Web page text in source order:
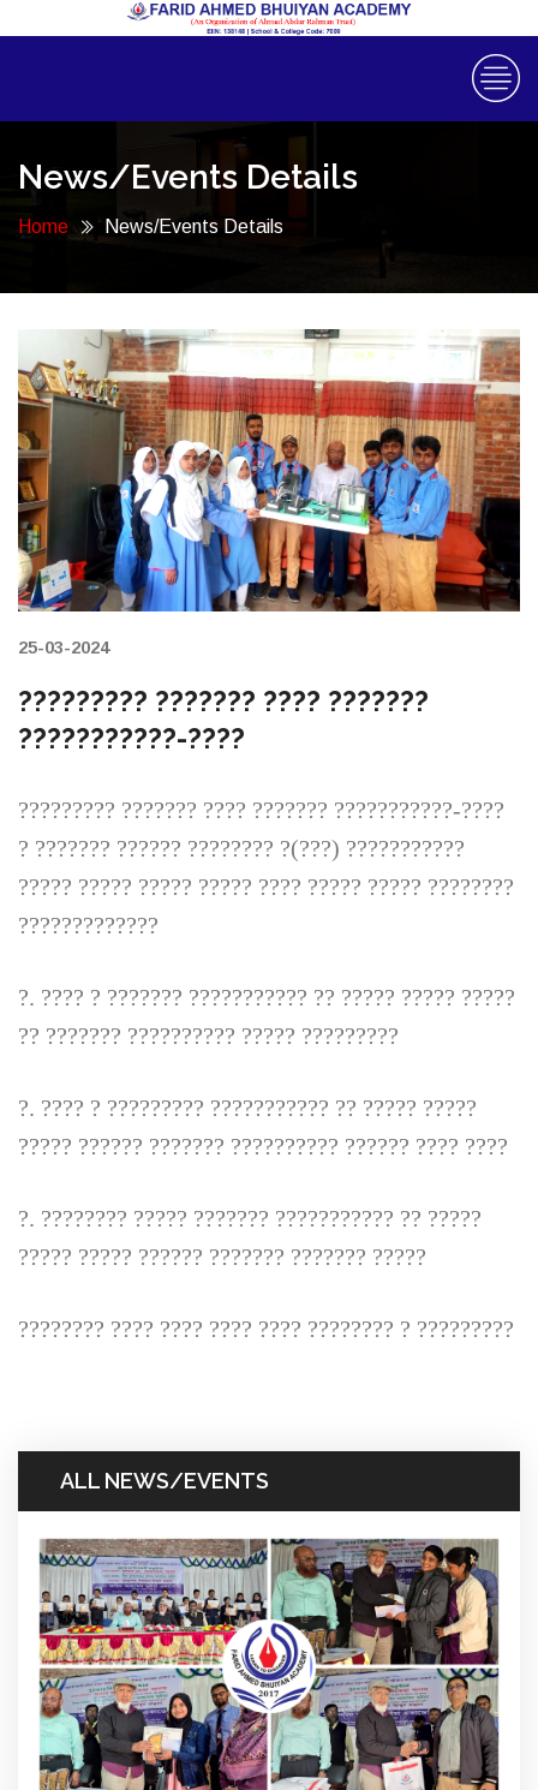
News/Events Details
Home News/Events Details
25-03-2024
????????? ??????? ???? ???????
???????????-????
????????? ??????? ???? ??????? ???????????-????
? ??????? ?????? ???????? ?(???) ???????????
????? ????? ????? ????? ???? ????? ????? ????????
?????????????
?. ???? ? ??????? ??????????? ?? ????? ????? ?????
?? ??????? ?????????? ????? ?????????
?. ???? ? ????????? ??????????? ?? ????? ?????
????? ?????? ??????? ?????????? ?????? ???? ????
?. ???????? ????? ??????? ??????????? ?? ?????
????? ????? ?????? ??????? ??????? ?????
???????? ???? ???? ???? ???? ???????? ? ?????????
ALL NEWS/EVENTS